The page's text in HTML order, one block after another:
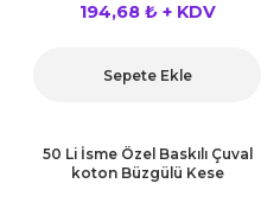
194,68 ₺ + KDV
Sepete Ekle
50 Li İsme Özel Baskılı Çuval
koton Büzgülü Kese